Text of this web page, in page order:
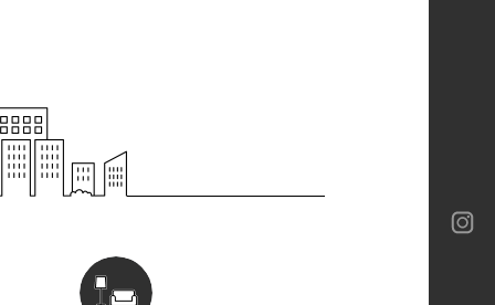
バイネクスト構法
テック
テック
テック